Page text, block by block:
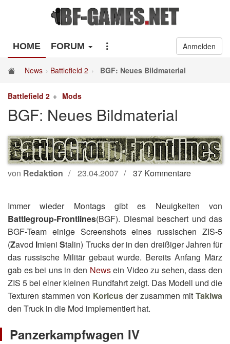
HOME FORUM Anmelden
News Battlefield 2 BGF: Neues Bildmaterial
Battlefield 2 Mods
BGF: Neues Bildmaterial
von Redaktion 23.04.2007 37 Kommentare
Immer wieder Montags gibt es Neuigkeiten von
Battlegroup-Frontlines(BGF). Diesmal beschert und das
BGF-Team einige Screenshots eines russischen ZIS-5
(Zavod ImieniStalin) Trucks der in den dreißiger Jahren für
das russische Militär gebaut wurde. Bereits Anfang März
gab es bei uns in den Newsein Video zu sehen, dass den
ZIS 5 bei einer kleinen Rundfahrt zeigt. Das Modell und die
Texturen stammen von Koricus der zusammen mitTakiwa
den Truck in die Mod implementiert hat.
Panzerkampfwagen IV